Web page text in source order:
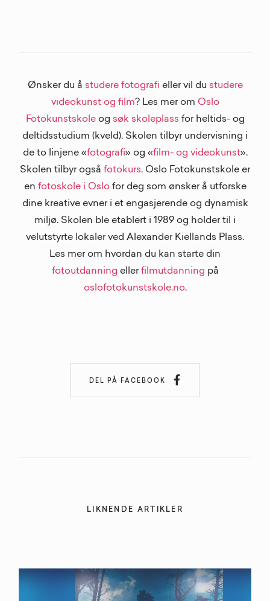
Ønsker du å studere fotografi eller vil du studere
videokunst og film? Les mer om Oslo
Fotokunstskoleog søk skoleplass for heltids- og
deltidsstudium (kveld). Skolen tilbyr undervisning i
de to linjene «fotografi» og «film- og videokunst».
Skolen tilbyr også fotokurs. Oslo Fotokunstskole er
en fotoskole i Oslofor deg som ønsker å utforske
dine kreative evner i et engasjerende og dynamisk
miljø. Skolen ble etablert i 1989 og holder til i
velutstyrte lokaler ved Alexander Kiellands Plass.
Les mer om hvordan du kan starte din
fotoutdanning ellerfilmutdanning på
oslofotokunstskole.no.
DEL PÅ FACEBOOK 
LIKNENDE ARTIKLER